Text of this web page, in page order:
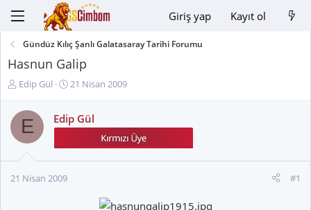
Giriş yap Kayıt ol
Gündüz Kılıç Şanlı Galatasaray Tarihi Forumu
Hasnun Galip
K
n
y
a
Edip Gül
B
l
n
21 Nisan 2009
E Edip Gül
21 Nisan 2009 #1